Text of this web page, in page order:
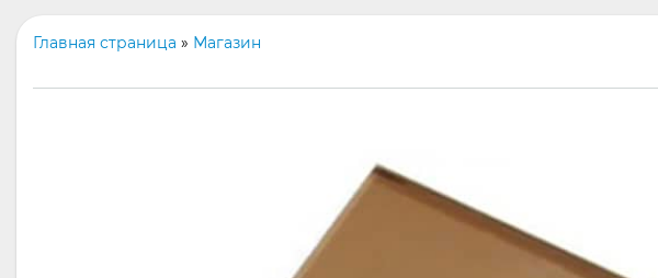
Главная страница » Магазин